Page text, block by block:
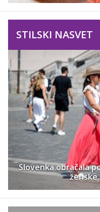
STILSKI NASVET
Slovenka obračala
ženske